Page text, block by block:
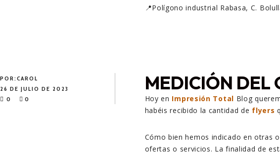
📍Polígono industrial Rabasa, C.
POR:CAROL
26 DE JULIO DE 2023
0
0
MEDICIÓN DEL
Hoy en Impresión Total Blog
habéis recibido la cantidad de flyers
Cómo bien hemos indicado en otras
ofertas o servicios. La finalidad de